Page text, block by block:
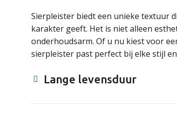
Sierpleister biedt een unieke textuur
karakter geeft. Het is niet alleen
onderhoudsarm. Of u nu kiest voor
sierpleister past perfect bij elke stijl
Lange levensduur